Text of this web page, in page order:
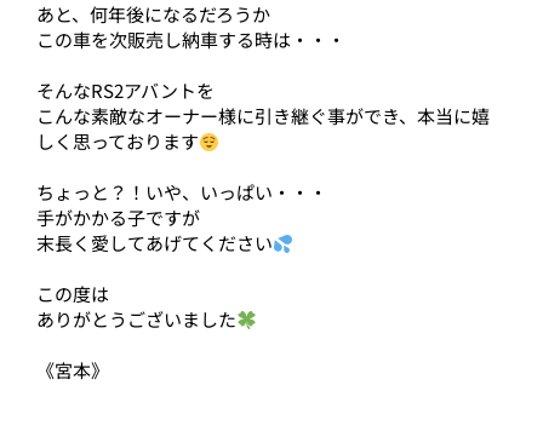
あと、何年後になるだろうか
この車を次販売し納車する時は・・・
そんなRS2アバントを
こんな素敵なオーナー様に引き継ぐ事ができ、本当に嬉
しく思っております
ちょっと？！いや、いっぱい・・・
手がかかる子ですが
末長く愛してあげてください
この度は
ありがとうございました
《宮本》